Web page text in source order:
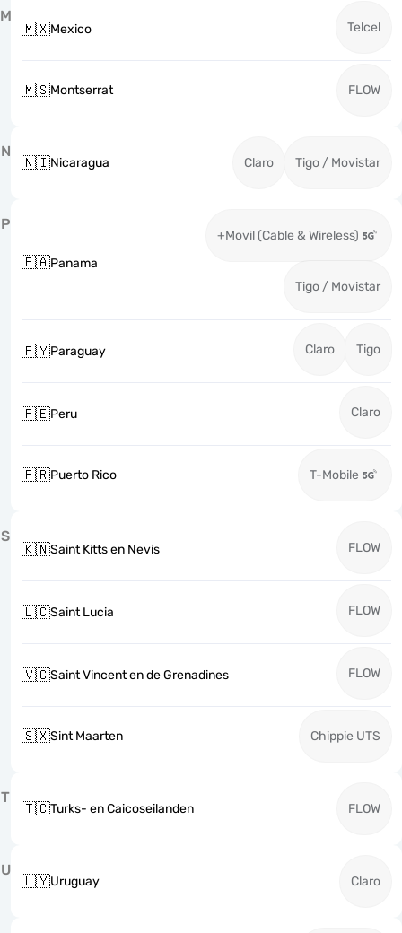
M
🇲🇽Mexico Telcel
🇲🇸Montserrat FLOW
N
🇳🇮Nicaragua Claro Tigo / Movistar
P
🇵🇦Panama
+Movil (Cable & Wireless)
Tigo / Movistar
🇵🇾Paraguay Claro Tigo
🇵🇪Peru Claro
🇵🇷Puerto Rico T-Mobile
S
🇰🇳Saint Kitts en Nevis FLOW
🇱🇨Saint Lucia FLOW
🇻🇨Saint Vincent en de Grenadines FLOW
🇸🇽Sint Maarten Chippie UTS
T
🇹🇨Turks- en Caicoseilanden FLOW
U
🇺🇾Uruguay Claro